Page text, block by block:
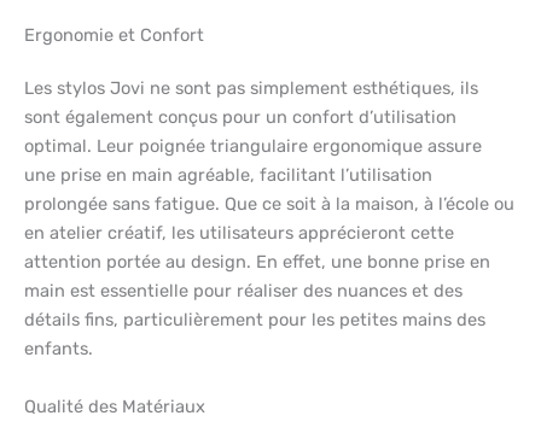
Ergonomie et Confort
Les stylos Jovi ne sont pas simplement esthétiques, ils
sont également conçus pour un confort d’utilisation
optimal. Leur poignée triangulaire ergonomique assure
une prise en main agréable, facilitant l’utilisation
prolongée sans fatigue. Que ce soit à la maison, à l’école ou
en atelier créatif, les utilisateurs apprécieront cette
attention portée au design. En effet, une bonne prise en
main est essentielle pour réaliser des nuances et des
détails fins, particulièrement pour les petites mains des
enfants.
Qualité des Matériaux